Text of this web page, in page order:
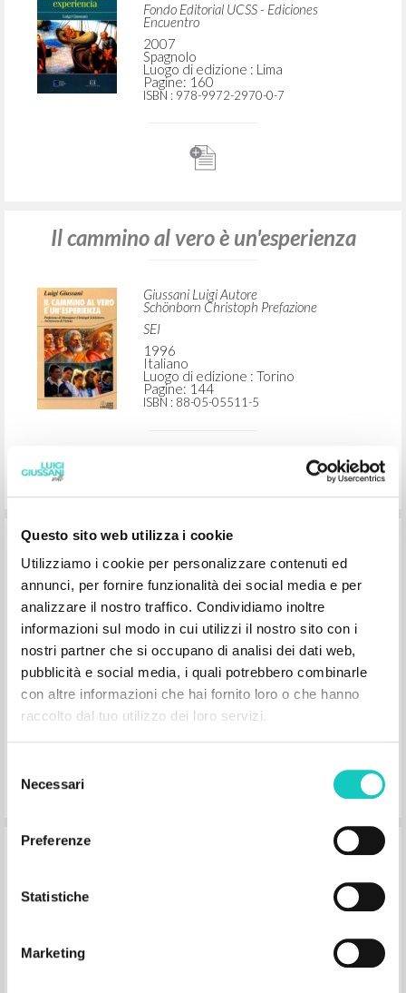
Questo sito web utilizza i cookie
Utilizziamo i cookie per personalizzare contenuti ed
annunci, per fornire funzionalità dei social media e per
analizzare il nostro traffico. Condividiamo inoltre
informazioni sul modo in cui utilizzi il nostro sito con i
nostri partner che si occupano di analisi dei dati web,
pubblicità e social media, i quali potrebbero combinarle
con altre informazioni che hai fornito loro o che hanno
raccolto dal tuo utilizzo dei loro servizi.
delNecessari
Preferenze
Statistiche
Marketing
Fondo Editorial UCSS - Ediciones
Encuentro
2007
Spagnolo
Luogo di edizione : Lima
Pagine: 160
ISBN : 978-9972-2970-0-7
Il cammino al vero è un'esperienza
Giussani Luigi Autore
Schönborn Christoph Prefazione
SEI
1996
Italiano
Luogo di edizione : Torino
Pagine: 144
ISBN : 88-05-05511-5
Il cammino al vero è un''esperienza
Giussani Luigi Autore
Schönborn Christoph Prefazione
BUR
2008
Italiano
Luogo di edizione : Milano
Pagine: 224
ISBN : 978-88-17-02353-5
Der Weg zur Wahrheit ist eine